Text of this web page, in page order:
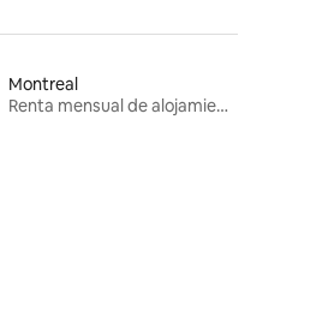
Montreal
Renta mensual de alojamientos